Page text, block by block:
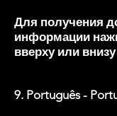
Для получения
информации
вверху или
9. Português -